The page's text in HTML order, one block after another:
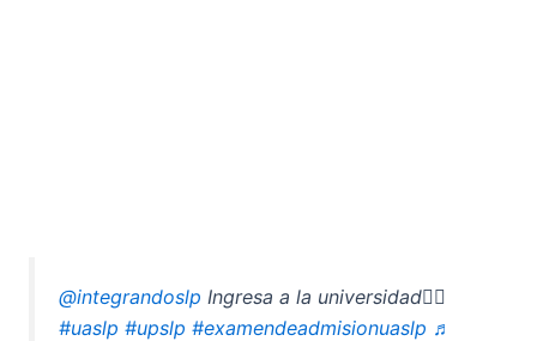
@integrandoslp Ingresa a la universidad🙂‍↔️
#uaslp #upslp #examendeadmisionuaslp ♬